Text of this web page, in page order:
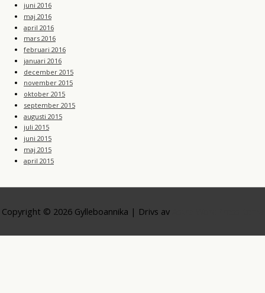
juni 2016
maj 2016
april 2016
mars 2016
februari 2016
januari 2016
december 2015
november 2015
oktober 2015
september 2015
augusti 2015
juli 2015
juni 2015
maj 2015
april 2015
Copyright © 2026 Gylleboannika | Drivs av